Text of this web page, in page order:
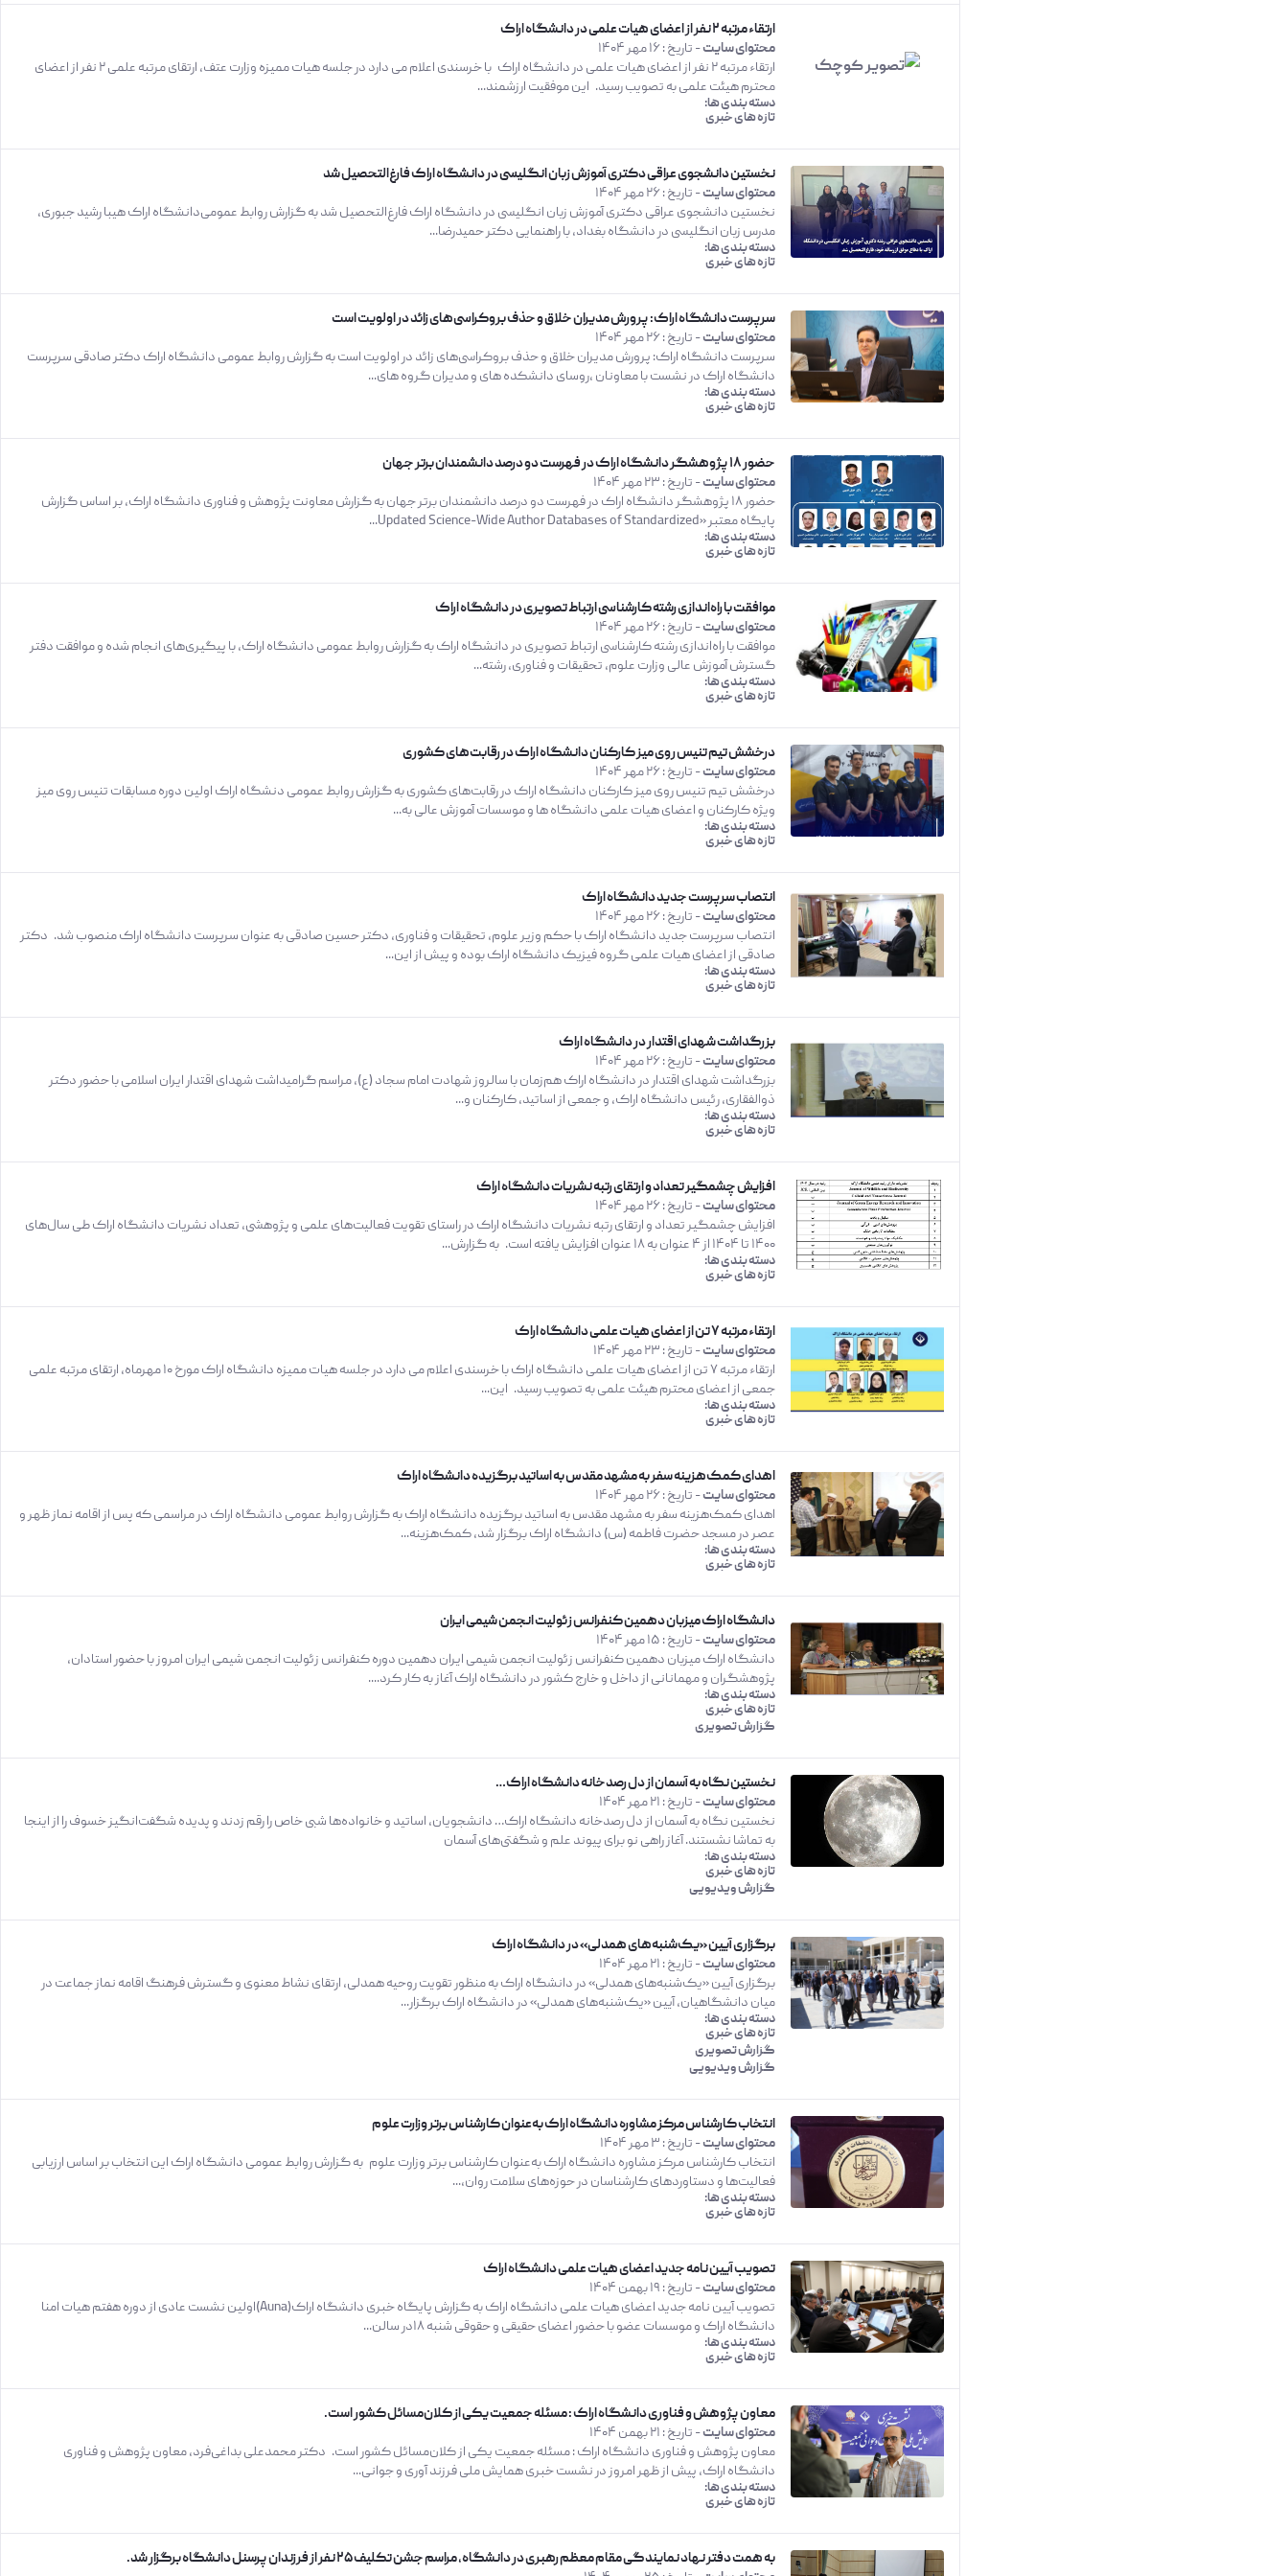
ارتقاء مرتبه 2 نفر از اعضای هیات علمی در دانشگاه اراک
محتوای سایت- تاریخ :16 مهر 1404
ارتقاء مرتبه 2 نفر از اعضای هیات علمی در دانشگاه اراک با خرسندی اعلام می‌ دارد در جلسه هیات ممیزه وزارت عتف، ارتقای مرتبه علمی ۲ نفر از اعضای
محترم هیئت علمی به تصویب رسید. این موفقیت ارزشمند...
دسته بندی ها:
تازه های خبری
نخستین دانشجوی عراقی دکتری آموزش زبان انگلیسی در دانشگاه اراک فارغ‌التحصیل شد
محتوای سایت- تاریخ :26 مهر 1404
نخستین دانشجوی عراقی دکتری آموزش زبان انگلیسی در دانشگاه اراک فارغ‌التحصیل شد به گزارش روابط عمومی‌دانشگاه اراک هیبا رشید جبوری،
مدرس زبان انگلیسی در دانشگاه بغداد، با راهنمایی دکتر حمیدرضا...
دسته بندی ها:
تازه های خبری
سرپرست دانشگاه اراک: پرورش مدیران خلاق و حذف بروکراسی‌های زائد در اولویت است
محتوای سایت- تاریخ :26 مهر 1404
سرپرست دانشگاه اراک: پرورش مدیران خلاق و حذف بروکراسی‌های زائد در اولویت است به گزارش روابط عمومی دانشگاه اراک دکتر صادقی سرپرست
دانشگاه اراک در نشست با معاونان ،روسای دانشکده های و مدیران گروه های...
دسته بندی ها:
تازه های خبری
حضور 18 پژوهشگر دانشگاه اراک در فهرست دو درصد دانشمندان برتر جهان
محتوای سایت- تاریخ : 23 مهر 1404
حضور 18 پژوهشگر دانشگاه اراک در فهرست دو درصد دانشمندان برتر جهان به گزارش معاونت پژوهش و فناوری دانشگاه اراک، بر اساس گزارش
پایگاه معتبر «Updated Science-Wide Author Databases of Standardized...
دسته بندی ها:
تازه های خبری
موافقت با راه‌اندازی رشته کارشناسی ارتباط تصویری در دانشگاه اراک
محتوای سایت- تاریخ :26 مهر 1404
موافقت با راه‌اندازی رشته کارشناسی ارتباط تصویری در دانشگاه اراک به گزارش روابط عمومی دانشگاه اراک، با پیگیری‌های انجام شده و موافقت دفتر
گسترش آموزش عالی وزارت علوم، تحقیقات و فناوری، رشته...
دسته بندی ها:
تازه های خبری
درخشش تیم تنیس روی میز کارکنان دانشگاه اراک در رقابت‌های کشوری
محتوای سایت- تاریخ :26 مهر 1404
درخشش تیم تنیس روی میز کارکنان دانشگاه اراک در رقابت‌های کشوری به گزارش روابط عمومی دنشگاه اراک اولین دوره مسابقات تنیس روی میز
ویژه کارکنان و اعضای هیات علمی دانشگاه ها و موسسات آموزش عالی به...
دسته بندی ها:
تازه های خبری
انتصاب سرپرست جدید دانشگاه اراک
محتوای سایت- تاریخ :26 مهر 1404
انتصاب سرپرست جدید دانشگاه اراک با حکم وزیر علوم، تحقیقات و فناوری، دکتر حسین صادقی به عنوان سرپرست دانشگاه اراک منصوب شد. دکتر
صادقی از اعضای هیات علمی گروه فیزیک دانشگاه اراک بوده و پیش از این...
دسته بندی ها:
تازه های خبری
بزرگداشت شهدای اقتدار در دانشگاه اراک
محتوای سایت- تاریخ :26 مهر 1404
بزرگداشت شهدای اقتدار در دانشگاه اراک هم‌زمان با سالروز شهادت امام سجاد (ع)، مراسم گرامیداشت شهدای اقتدار ایران اسلامی با حضور دکتر
ذوالفقاری، رئیس دانشگاه اراک، و جمعی از اساتید، کارکنان و...
دسته بندی ها:
تازه های خبری
افزایش چشمگیر تعداد و ارتقای رتبه نشریات دانشگاه اراک
محتوای سایت- تاریخ :26 مهر 1404
افزایش چشمگیر تعداد و ارتقای رتبه نشریات دانشگاه اراک در راستای تقویت فعالیت‌های علمی و پژوهشی، تعداد نشریات دانشگاه اراک طی سال‌های
۱۴۰۰ تا ۱۴۰۴ از ۴ عنوان به ۱۸ عنوان افزایش یافته است. به گزارش...
دسته بندی ها:
تازه های خبری
ارتقاء مرتبه ۷ تن از اعضای هیات علمی دانشگاه اراک
محتوای سایت- تاریخ : 23 مهر 1404
ارتقاء مرتبه ۷ تن از اعضای هیات علمی دانشگاه اراک با خرسندی اعلام می‌ دارد در جلسه هیات ممیزه دانشگاه اراک مورخ ۱۰ مهرماه، ارتقای مرتبه علمی
جمعی از اعضای محترم هیئت علمی به تصویب رسید. این...
دسته بندی ها:
تازه های خبری
اهدای کمک‌هزینه سفر به مشهد مقدس به اساتید برگزیده دانشگاه اراک
محتوای سایت- تاریخ :26 مهر 1404
اهدای کمک‌هزینه سفر به مشهد مقدس به اساتید برگزیده دانشگاه اراک به گزارش روابط عمومی دانشگاه اراک در مراسمی که پس از اقامه نماز ظهر و
عصر در مسجد حضرت فاطمه (س) دانشگاه اراک برگزار شد، کمک‌هزینه...
دسته بندی ها:
تازه های خبری
دانشگاه اراک میزبان دهمین کنفرانس زئولیت انجمن شیمی ایران
محتوای سایت- تاریخ : 15 مهر 1404
دانشگاه اراک میزبان دهمین کنفرانس زئولیت انجمن شیمی ایران دهمین دوره کنفرانس زئولیت انجمن شیمی ایران امروز با حضور استادان،
پژوهشگران و مهمانانی از داخل و خارج کشور در دانشگاه اراک آغاز به کار کرد....
دسته بندی ها:
تازه های خبری
گزارش تصویری
نخستین نگاه به آسمان از دل رصدخانه دانشگاه اراک…
محتوای سایت- تاریخ : 21 مهر 1404
نخستین نگاه به آسمان از دل رصدخانه دانشگاه اراک… دانشجویان، اساتید و خانواده‌ها شبی خاص را رقم زدند و پدیده شگفت‌انگیز خسوف را از اینجا
به تماشا نشستند. آغاز راهی نو برای پیوند علم و شگفتی‌های آسمان
دسته بندی ها:
تازه های خبری
گزارش ویدیویی
برگزاری آیین «یک‌شنبه‌های همدلی» در دانشگاه اراک
محتوای سایت- تاریخ : 21 مهر 1404
برگزاری آیین «یک‌شنبه‌های همدلی» در دانشگاه اراک به منظور تقویت روحیه همدلی، ارتقای نشاط معنوی و گسترش فرهنگ اقامه نماز جماعت در
میان دانشگاهیان، آیین «یک‌شنبه‌های همدلی» در دانشگاه اراک برگزار...
دسته بندی ها:
تازه های خبری
گزارش تصویری
گزارش ویدیویی
انتخاب کارشناس مرکز مشاوره دانشگاه اراک به‌عنوان کارشناس برتر وزارت علوم
محتوای سایت- تاریخ : 3 مهر 1404
انتخاب کارشناس مرکز مشاوره دانشگاه اراک به‌عنوان کارشناس برتر وزارت علوم به گزارش روابط عمومی دانشگاه اراک این انتخاب بر اساس ارزیابی
فعالیت‌ها و دستاوردهای کارشناسان در حوزه‌های سلامت روان،...
دسته بندی ها:
تازه های خبری
تصویب آیین نامه جدید اعضای هیات علمی دانشگاه اراک
محتوای سایت- تاریخ : 19 بهمن 1404
تصویب آیین نامه جدید اعضای هیات علمی دانشگاه اراک به گزارش پایگاه خبری دانشگاه اراک(Auna)اولین نشست عادی از دوره هفتم هیات امنا
دانشگاه اراک و موسسات عضو با حضور اعضای حقیقی و حقوقی شنبه 18در سالن...
دسته بندی ها:
تازه های خبری
معاون پژوهش و فناوری دانشگاه اراک : مسئله جمعیت یکی از کلان‌مسائل کشور است.
محتوای سایت- تاریخ : 21 بهمن 1404
معاون پژوهش و فناوری دانشگاه اراک : مسئله جمعیت یکی از کلان‌مسائل کشور است. دکتر محمدعلی بداغی‌فرد، معاون پژوهش و فناوری
دانشگاه اراک، پیش از ظهر امروز در نشست خبری همایش ملی فرزند آوری و جوانی...
دسته بندی ها:
تازه های خبری
به همت دفتر نهاد نمایندگی مقام معظم رهبری در دانشگاه، مراسم جشن تکلیف ۲۵ نفر از فرزندان پرسنل دانشگاه برگزار شد.